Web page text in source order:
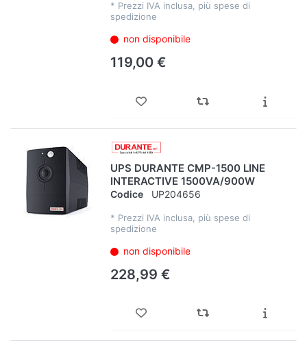
* Prezzi IVA inclusa, più spese di
spedizione
non disponibile
119,00 €
UPS DURANTE CMP-1500 LINE
INTERACTIVE 1500VA/900W
Codice UP204656
* Prezzi IVA inclusa, più spese di
spedizione
non disponibile
228,99 €